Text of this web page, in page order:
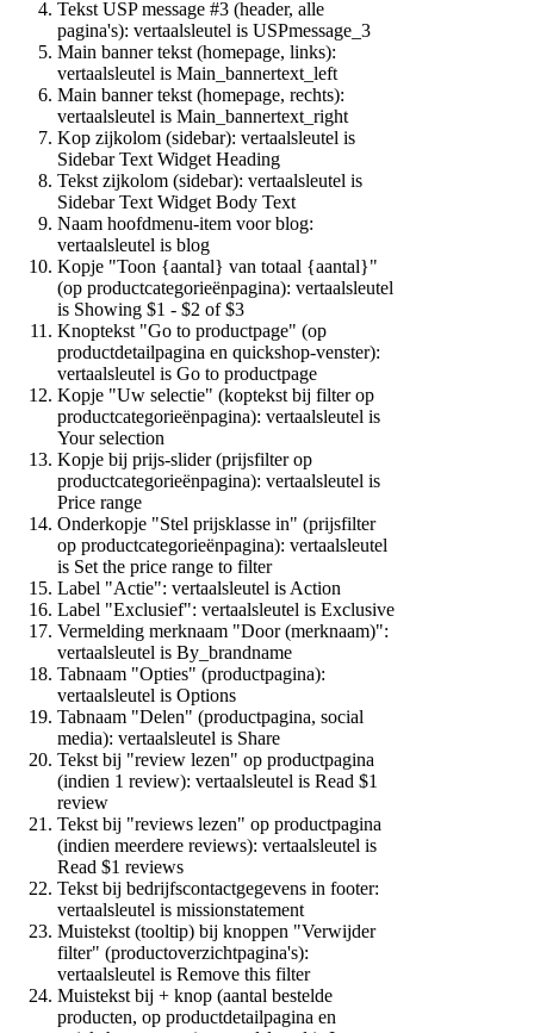
Tekst USP message #3 (header, alle
pagina's): vertaalsleutel is USPmessage_3
Main banner tekst (homepage, links):
vertaalsleutel is Main_bannertext_left
Main banner tekst (homepage, rechts):
vertaalsleutel is Main_bannertext_right
Kop zijkolom (sidebar): vertaalsleutel is
Sidebar Text Widget Heading
Tekst zijkolom (sidebar): vertaalsleutel is
Sidebar Text Widget Body Text
Naam hoofdmenu-item voor blog:
vertaalsleutel is blog
Kopje "Toon {aantal} van totaal {aantal}"
(op productcategorieënpagina): vertaalsleutel
is Showing $1 - $2 of $3
Knoptekst "Go to productpage" (op
productdetailpagina en quickshop-venster):
vertaalsleutel is Go to productpage
Kopje "Uw selectie" (koptekst bij filter op
productcategorieënpagina): vertaalsleutel is
Your selection
Kopje bij prijs-slider (prijsfilter op
productcategorieënpagina): vertaalsleutel is
Price range
Onderkopje "Stel prijsklasse in" (prijsfilter
op productcategorieënpagina): vertaalsleutel
is Set the price range to filter
Label "Actie": vertaalsleutel is Action
Label "Exclusief": vertaalsleutel is Exclusive
Vermelding merknaam "Door (merknaam)":
vertaalsleutel is By_brandname
Tabnaam "Opties" (productpagina):
vertaalsleutel is Options
Tabnaam "Delen" (productpagina, social
media): vertaalsleutel is Share
Tekst bij "review lezen" op productpagina
(indien 1 review): vertaalsleutel is Read $1
review
Tekst bij "reviews lezen" op productpagina
(indien meerdere reviews): vertaalsleutel is
Read $1 reviews
Tekst bij bedrijfscontactgegevens in footer:
vertaalsleutel is missionstatement
Muistekst (tooltip) bij knoppen "Verwijder
filter" (productoverzichtpagina's):
vertaalsleutel is Remove this filter
Muistekst bij + knop (aantal bestelde
producten, op productdetailpagina en